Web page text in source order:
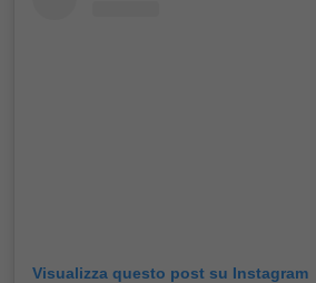
Visualizza questo post su Instagram